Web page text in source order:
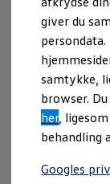
giver du
samtykke,
browser.
her,
behandling
Googles